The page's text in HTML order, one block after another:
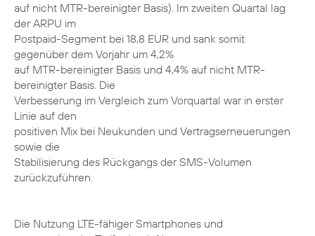
auf nicht MTR-bereinigter Basis). Im zweiten Quartal lag
der ARPU im
Postpaid-Segment bei 18,8 EUR und sank somit
gegenüber dem Vorjahr um 4,2%
auf MTR-bereinigter Basis und 4,4% auf nicht MTR-
bereinigter Basis. Die
Verbesserung im Vergleich zum Vorquartal war in erster
Linie auf den
positiven Mix bei Neukunden und Vertragserneuerungen
sowie die
Stabilisierung des Rückgangs der SMS-Volumen
zurückzuführen.
Die Nutzung LTE-fähiger Smartphones und